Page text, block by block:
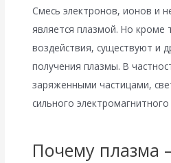
Смесь электронов, ионов и
является плазмой. Но кроме
воздействия, существуют и
получения плазмы. В
заряженными частицами,
сильного
Почему плазма